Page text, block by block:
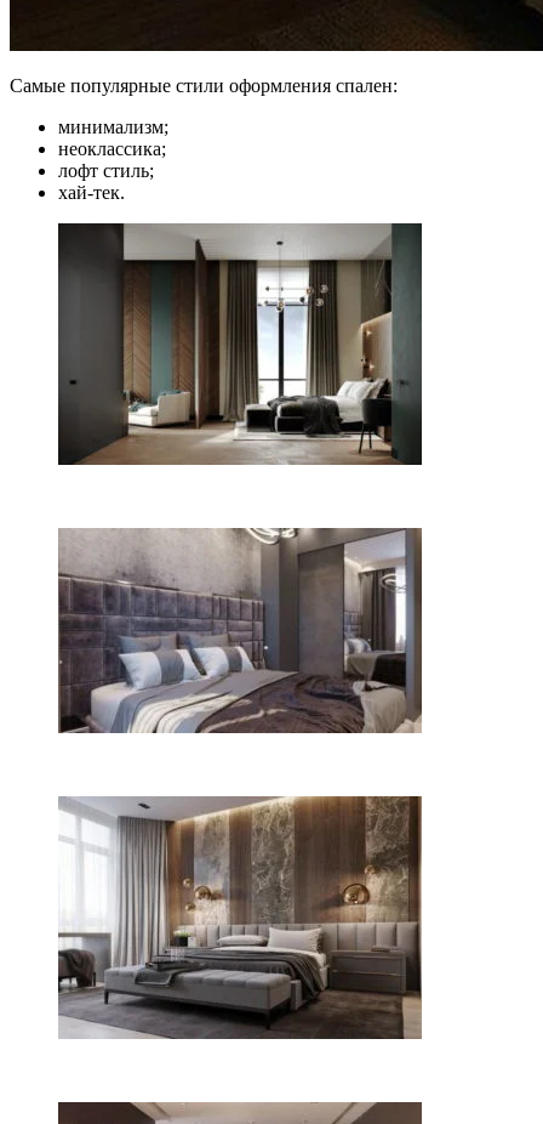
Самые популярные стили оформления спален:
минимализм;
неоклассика;
лофт стиль;
хай-тек.